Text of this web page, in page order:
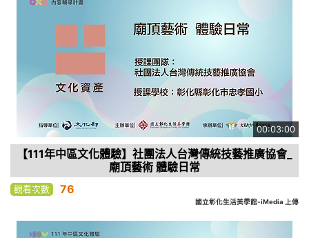
00:03:00
【111年中區文化體驗】社團法人台灣傳統技藝推廣協會_
廟頂藝術 體驗日常
觀看次數 76
國立彰化生活美學館-iMedia 上傳